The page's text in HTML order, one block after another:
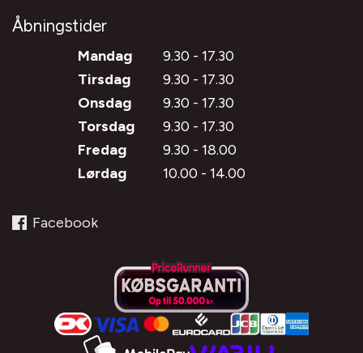
Åbningstider
Mandag
9.30 - 17.30
Tirsdag
9.30 - 17.30
Onsdag
9.30 - 17.30
Torsdag
9.30 - 17.30
Fredag
9.30 - 18.00
Lørdag
10.00 - 14.00
Facebook